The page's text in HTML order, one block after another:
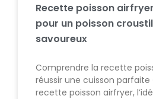
Recette poisson
pour un poisson
savoureux
Comprendre la recette
réussir une cuisson
recette poisson airfryer,